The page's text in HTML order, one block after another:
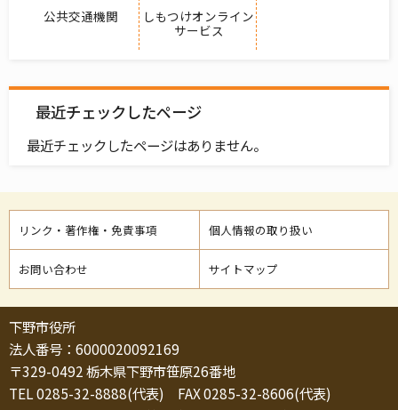
公共交通機関
しもつけオンライン
サービス
最近チェックしたページ
最近チェックしたページはありません。
リンク・著作権・免責事項 個人情報の取り扱い
お問い合わせ サイトマップ
下野市役所
法人番号：6000020092169
〒329-0492 栃木県下野市笹原26番地
TEL 0285-32-8888(代表) FAX 0285-32-8606(代表)